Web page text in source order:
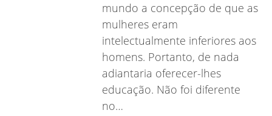
mundo a concepção de que as
mulheres eram
intelectualmente inferiores aos
homens. Portanto, de nada
adiantaria oferecer-lhes
educação. Não foi diferente
no…